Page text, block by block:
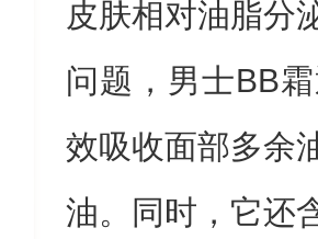
皮肤相对油脂分
问题，男士BB
效吸收面部多余
油。同时，它还